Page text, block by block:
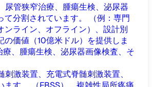
尿管狭窄治療、腫瘍生検、泌尿器
分割されています。 （例：専門
ライン、オフライン）、設計別
価値（10億米ドル）を提供しま
、腫瘍生検、泌尿器画像検査、そ
激装置、充電式脊髄刺激装置、